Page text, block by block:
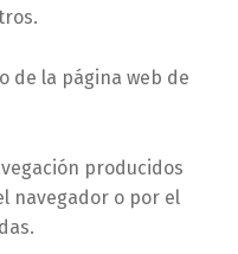
de la página web de
producidos
navegador o por el